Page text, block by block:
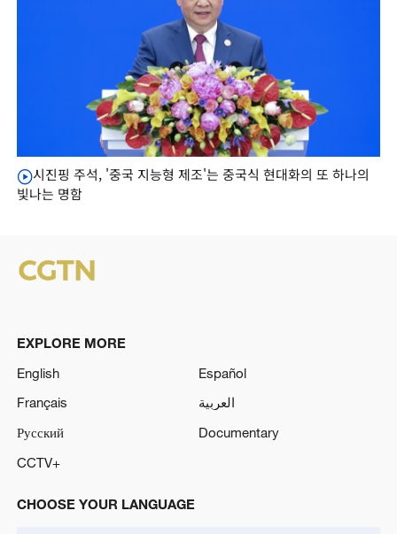
시진핑 주석, '중국 지능형 제조'는 중국식 현대화의 또 하나의
빛나는 명함
EXPLORE MORE
English
Español
Français
العربية
Русский
Documentary
CCTV+
CHOOSE YOUR LANGUAGE